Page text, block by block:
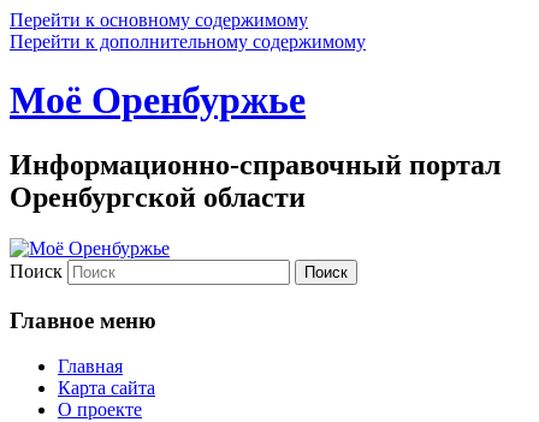
Перейти к основному содержимому
Перейти к дополнительному содержимому
Моё Оренбуржье
Информационно-справочный портал
Оренбургской области
Поиск
Главное меню
Главная
Карта сайта
О проекте